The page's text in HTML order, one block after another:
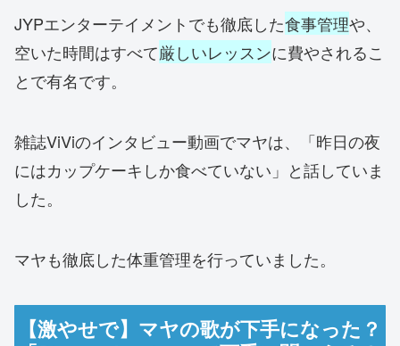
JYPエンターテイメントでも徹底した食事管理や、
空いた時間はすべて厳しいレッスンに費やされるこ
とで有名です。
雑誌ViViのインタビュー動画でマヤは、「昨日の夜
にはカップケーキしか食べていない」と話していま
した。
マヤも徹底した体重管理を行っていました。
【激やせで】マヤの歌が下手になった？